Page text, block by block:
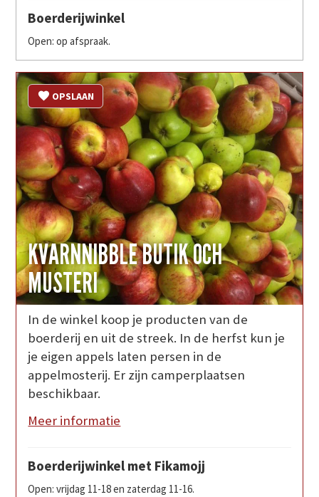
Boerderijwinkel
Open: op afspraak.
KVARNNIBBLE BUTIK OCH
MUSTERI
OPSLAAN
In de winkel koop je producten van de
boerderij en uit de streek. In de herfst kun je
je eigen appels laten persen in de
appelmosterij. Er zijn camperplaatsen
beschikbaar.
Meer informatie
Boerderijwinkel met Fikamojj
Open: vrijdag 11-18 en zaterdag 11-16.